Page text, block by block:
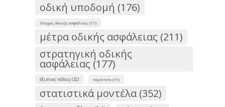
οδική υποδομή (176)
έλεγχος οδικής ασφάλειας (17)
μέτρα οδικής ασφάλειας (211)
στρατηγική οδικής
ασφάλειας (177)
έξυπνες πόλεις (32) ταχύτητα (19)
στατιστικά μοντέλα (352)